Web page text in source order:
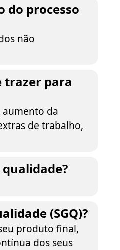
do processo
não
trazer para
da
de trabalho,
(SGQ)?
produto final,
dos seus